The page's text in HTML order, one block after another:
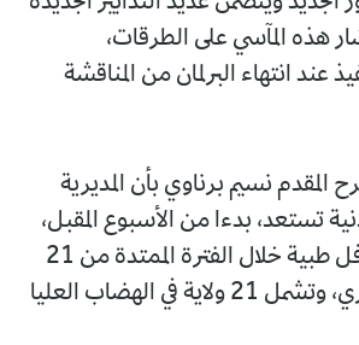
هذه المآسي على الطرقات،
عند انتهاء البرلمان من المناقشة
نسيم برناوي بأن المديرية
تستعد، بدءا من الأسبوع المقبل،
لتنظيم وتسيير قوافل طبية خلال الفترة الممتدة من 21
إلى 26 ديسمبر الجاري، وتشمل 21 ولاية في الهضاب العليا